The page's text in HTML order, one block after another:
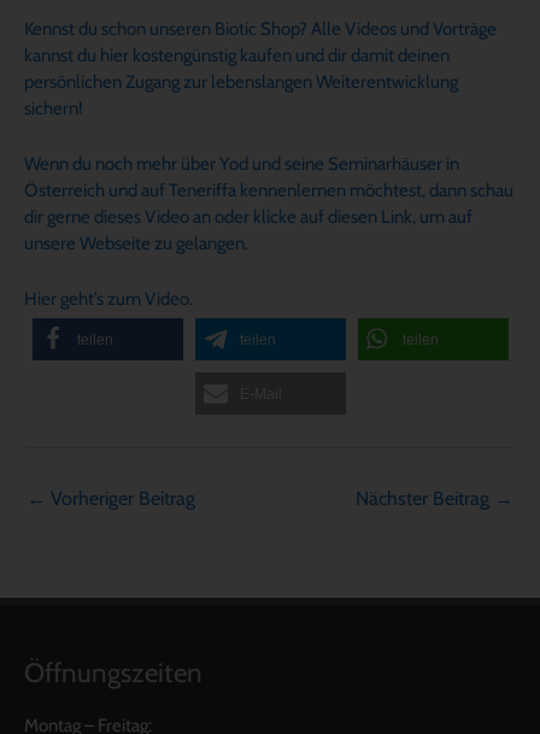
Kennst du schon unseren Biotic Shop? Alle Videos und Vorträge
kannst du hier kostengünstig kaufen und dir damit deinen
persönlichen Zugang zur lebenslangen Weiterentwicklung
sichern!
Wenn du noch mehr über Yod und seine Seminarhäuser in
Österreich und auf Teneriffa kennenlernen möchtest, dann schau
dir gerne dieses Video an oder klicke auf diesen Link, um auf
unsere Webseite zu gelangen.
Hier geht’s zum Video.
teilen teilen teilen
← Vorheriger Beitrag Nächster Beitrag →
Öffnungszeiten
Montag – Freitag: